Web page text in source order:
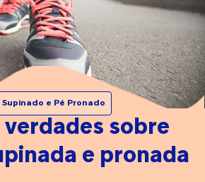
Supinado e Pé Pronado
verdades sobre
e pronada